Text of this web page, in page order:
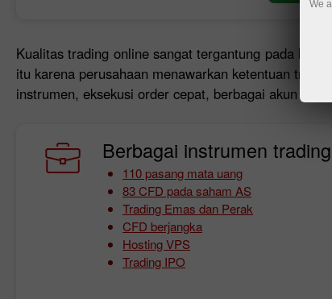
Kualitas trading online sangat tergantung pada
itu karena perusahaan menawarkan ketentuan
instrumen, eksekusi order cepat, berbagai akun
Berbagai instrumen
110 pasang mata uang
83 CFD pada saham AS
Trading Emas dan Perak
CFD berjangka
Hosting VPS
Trading IPO
We